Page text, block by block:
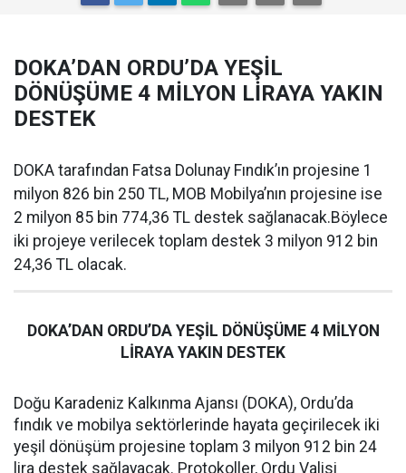
DOKA’DAN ORDU’DA YEŞİL
DÖNÜŞÜME 4 MİLYON LİRAYA YAKIN
DESTEK
DOKA tarafından Fatsa Dolunay Fındık’ın projesine 1
milyon 826 bin 250 TL, MOB Mobilya’nın projesine ise
2 milyon 85 bin 774,36 TL destek sağlanacak.Böylece
iki projeye verilecek toplam destek 3 milyon 912 bin
24,36 TL olacak.
DOKA’DAN ORDU’DA YEŞİL DÖNÜŞÜME 4 MİLYON
LİRAYA YAKIN DESTEK
Doğu Karadeniz Kalkınma Ajansı (DOKA), Ordu’da
fındık ve mobilya sektörlerinde hayata geçirilecek iki
yeşil dönüşüm projesine toplam 3 milyon 912 bin 24
lira destek sağlayacak. Protokoller, Ordu Valisi